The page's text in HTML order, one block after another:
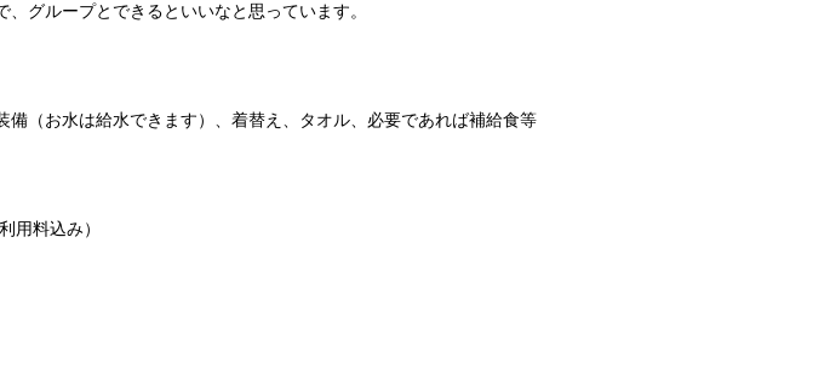
グループとできるといいなと思っています。
備（お水は給水できます）、着替え、タオル、必要であれば補給食等
用料込み）